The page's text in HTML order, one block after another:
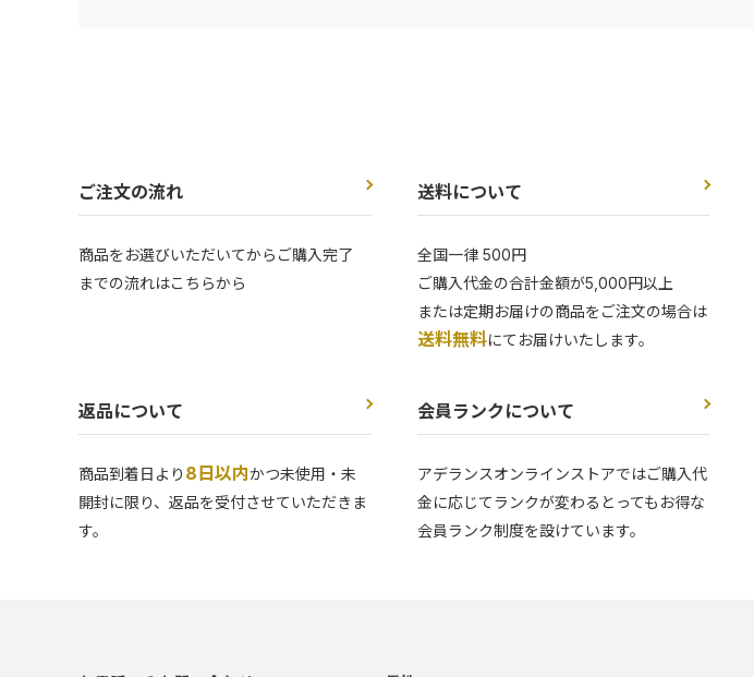
ご注文の流れ
商品をお選びいただいてからご購入完了
までの流れはこちらから
送料について
全国一律 500円
ご購入代金の合計金額が5,000円以上
または定期お届けの商品をご注文の場合は
送料無料にてお届けいたします。
返品について
商品到着日より 8日以内かつ未使用・未
開封に限り、返品を受付させていただきま
す。
会員ランクについて
アデランスオンラインストアではご購入代
金に応じてランクが変わるとってもお得な
会員ランク制度を設けています。